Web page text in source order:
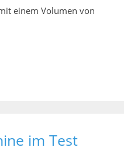
einem Volumen von
im Test